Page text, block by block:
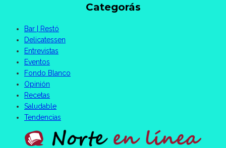
Categorás
Bar | Restó
Delicatessen
Entrevistas
Eventos
Fondo Blanco
Opinión
Recetas
Saludable
Tendencias